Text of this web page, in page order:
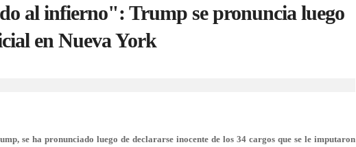
al infierno": Trump se pronuncia luego
en Nueva York
se ha pronunciado luego de declararse inocente de los 34 cargos que se le imputaron